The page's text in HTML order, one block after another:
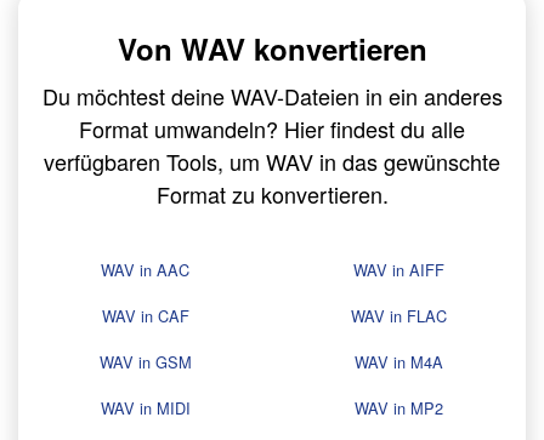
Von WAV konvertieren
Du möchtest deine WAV-Dateien in ein anderes
Format umwandeln? Hier findest du alle
verfügbaren Tools, um WAV in das gewünschte
Format zu konvertieren.
WAV in AAC
WAV in AIFF
WAV in CAF
WAV in FLAC
WAV in GSM
WAV in M4A
WAV in MIDI
WAV in MP2